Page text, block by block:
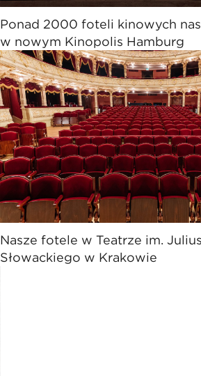
Ponad 2000 foteli kinowych
w nowym Kinopolis Hamburg
Nasze fotele w Teatrze im.
Słowackiego w Krakowie